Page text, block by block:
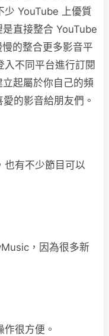
少 YouTube 上優質
直接整合 YouTube
的整合更多影音平
入不同平台進行訂閱
起屬於你自己的頻
的影音給朋友們。
也有不少節目可以
，因為很多新
很方便。